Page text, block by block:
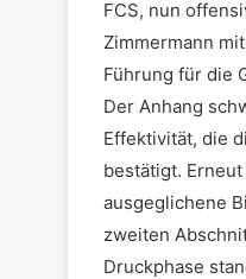
FCS, nun
Zimmermann
Führung für die
Der Anhang
Effektivität, die
bestätigt.
ausgeglichene
zweiten
Druckphase